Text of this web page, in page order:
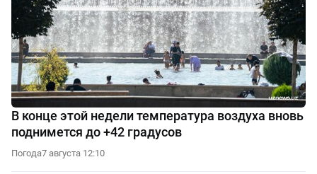
В конце этой недели температура воздуха вновь
поднимется до +42 градусов
Погода7 августа 12:10